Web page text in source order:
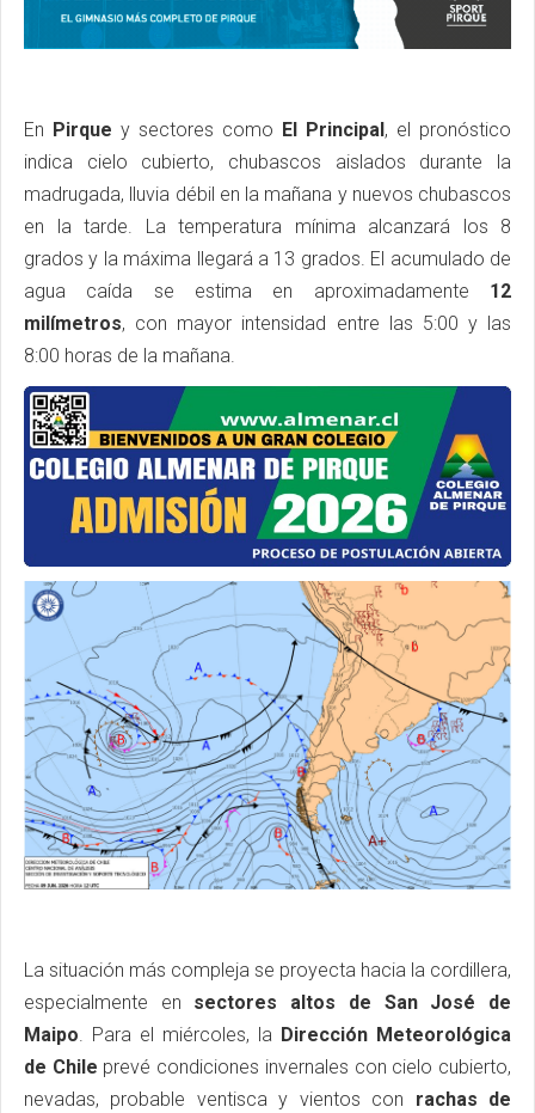
En Pirque y sectores como El Principal , el pronóstico
indica cielo cubierto, chubascos aislados durante la
madrugada, lluvia débil en la mañana y nuevos chubascos
en la tarde. La temperatura mínima alcanzará los 8
grados y la máxima llegará a 13 grados. El acumulado de
agua caída se estima en aproximadamente 12
milímetros, con mayor intensidad entre las 5:00 y las
8:00 horas de la mañana.
La situación más compleja se proyecta hacia la cordillera,
especialmente en sectores altos de San José de
Maipo. Para el miércoles, la Dirección Meteorológica
de Chile prevé condiciones invernales con cielo cubierto,
nevadas, probable ventisca y vientos con rachas de